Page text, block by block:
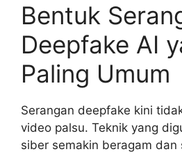
Bentuk
Deepfake AI
Paling Umum
Serangan deepfake kini
video palsu. Teknik yang
siber semakin beragam dan